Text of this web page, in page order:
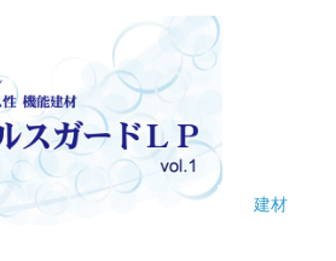
建材